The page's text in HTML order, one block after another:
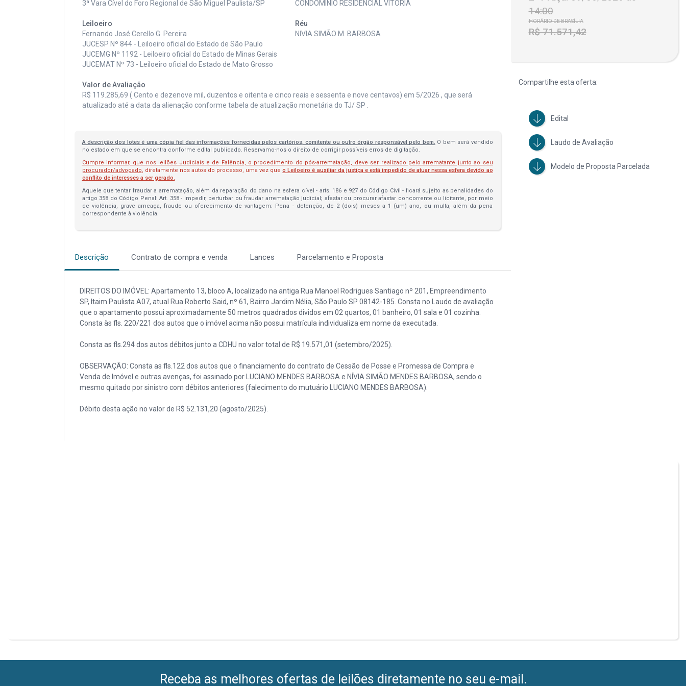
3ª Vara Cível do Foro Regional de São Miguel Paulista/SP
Leiloeiro
Fernando José Cerello G. Pereira
JUCESP Nº 844 - Leiloeiro oficial do Estado de São Paulo
JUCEMG Nº 1192 - Leiloeiro oficial do Estado de Minas Gerais
JUCEMAT Nº 73 - Leiloeiro oficial do Estado de Mato Grosso
CONDOMÍNIO RESIDENCIAL VITÓRIA
Réu
NIVIA SIMÃO M. BARBOSA
Valor de Avaliação
R$ 119.285,69 ( Cento e dezenove mil, duzentos e oitenta e cinco reais e sessenta e nove centavos) em 5/2026 , que será
atualizado até a data da alienação conforme tabela de atualização monetária do TJ/ SP .
A descrição dos lotes é uma cópia fiel das informações fornecidas pelos cartórios, comitente ou outro órgão responsável pelo bem.
O bem será vendido
no estado em que se encontra conforme edital publicado. Reservamo-nos o direito de corrigir possíveis erros de digitação.
Cumpre informar, que nos leilões Judiciais e de Falência, o procedimento do pós-arrematação, deve ser realizado pelo arrematante junto ao seu
procurador/advogado , diretamente nos autos do processo, uma vez queo Leiloeiro é auxiliar da justiça e está impedido de atuar nessa esfera devido ao
conflito de interesses a ser gerado.
Aquele que tentar fraudar a arrematação, além da reparação do dano na esfera cível - arts. 186 e 927 do Código Civil - ficará sujeito as penalidades do
artigo 358 do Código Penal: Art. 358 - Impedir, perturbar ou fraudar arrematação judicial; afastar ou procurar afastar concorrente ou licitante, por meio
de violência, grave ameaça, fraude ou oferecimento de vantagem: Pena - detenção, de 2 (dois) meses a 1 (um) ano, ou multa, além da pena
correspondente à violência.
Descrição Contrato de compra e venda Lances Parcelamento e Proposta
DIREITOS DO IMÓVEL: Apartamento 13, bloco A, localizado na antiga Rua Manoel Rodrigues Santiago nº 201, Empreendimento
SP, Itaim Paulista A07, atual Rua Roberto Said, nº 61, Bairro Jardim Nélia, São Paulo SP 08142-185. Consta no Laudo de avaliação
que o apartamento possui aproximadamente 50 metros quadrados dividos em 02 quartos, 01 banheiro, 01 sala e 01 cozinha.
Consta às fls. 220/221 dos autos que o imóvel acima não possui matrícula individualiza em nome da executada.
Consta as fls.294 dos autos débitos junto a CDHU no valor total de R$ 19.571,01 (setembro/2025).
OBSERVAÇÃO: Consta as fls.122 dos autos que o financiamento do contrato de Cessão de Posse e Promessa de Compra e
Venda de Imóvel e outras avenças, foi assinado por LUCIANO MENDES BARBOSA e NÍVIA SIMÃO MENDES BARBOSA, sendo o
mesmo quitado por sinistro com débitos anteriores (falecimento do mutuário LUCIANO MENDES BARBOSA).
Débito desta ação no valor de R$ 52.131,20 (agosto/2025).
14:00
HORÁRIO DE BRASÍLIA
R$ 71.571,42
Compartilhe esta oferta:
Edital
Laudo de Avaliação
Modelo de Proposta Parcelada
Receba as melhores ofertas de leilões diretamente no seu e-mail.